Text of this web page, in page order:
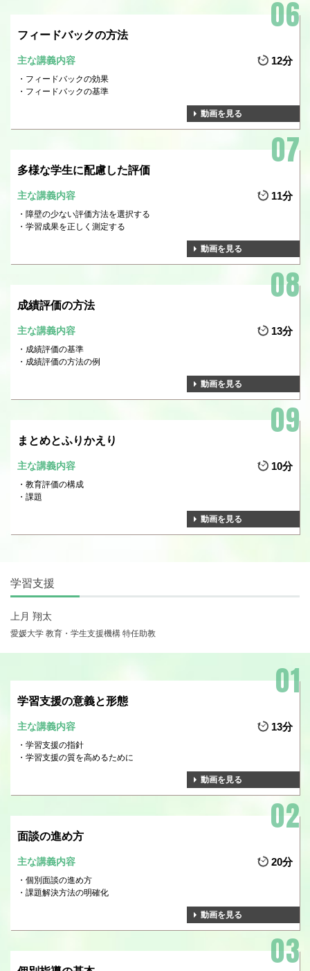
フィードバックの方法
主な講義内容 12分
フィードバックの効果
フィードバックの基準
動画を見る
多様な学生に配慮した評価
主な講義内容 11分
障壁の少ない評価方法を選択する
学習成果を正しく測定する
動画を見る
成績評価の方法
主な講義内容 13分
成績評価の基準
成績評価の方法の例
動画を見る
まとめとふりかえり
主な講義内容 10分
教育評価の構成
課題
動画を見る
学習支援
上月 翔太
愛媛大学 教育・学生支援機構 特任助教
学習支援の意義と形態
主な講義内容 13分
学習支援の指針
学習支援の質を高めるために
動画を見る
面談の進め方
主な講義内容 20分
個別面談の進め方
課題解決方法の明確化
動画を見る